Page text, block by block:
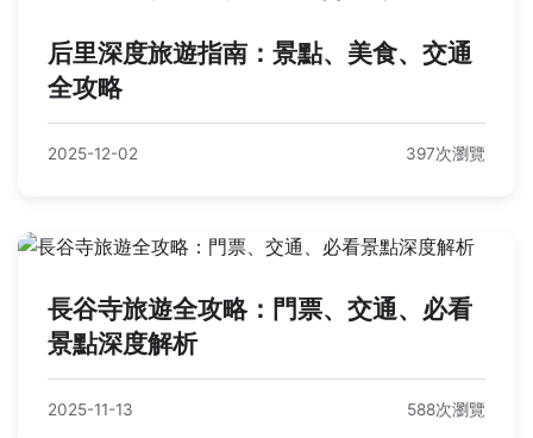
后里深度旅遊指南：景點、美食、交通
全攻略
2025-12-02 397次瀏覽
長谷寺旅遊全攻略：門票、交通、必看
景點深度解析
2025-11-13 588次瀏覽